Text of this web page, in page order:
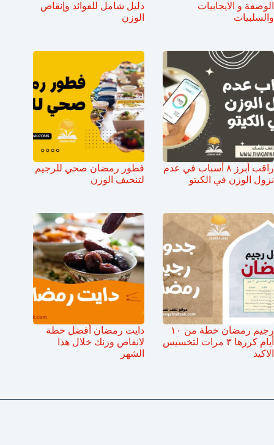
الوصفة و الايجابيات
والسلبيات
دليل شامل للفوائد وإنقاص
الوزن
راقب أبرز ٨ أسباب في عدم
نزول الوزن في الكيتو
فطور رمضان صحي للرجيم
لتنحيف الوزن
رجيم رمضان خطة من ١٠
أيام كررها ٣ مرات لتخسيس
الاكيد
دايت رمضان أفضل خطة
لانقاص وزنك خلال هذا
الشهر